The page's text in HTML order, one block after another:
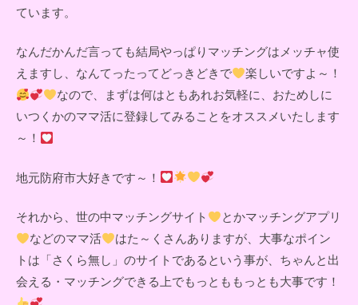
ています。
なんだかんだ言っても結局やっぱりマッチングはメッチャ使
えますし、なんてったってどっきどきで
楽しいですよ～！
なので、まずは何はともあれお気軽に、おためしに
いつくかのママ活に登録してみることをオススメいたします
～！
地元防府市大好きです～！
それから、世の中マッチングサイト
とかマッチングアプリ
などのママ活
はた～くさんありますが、大事なポイン
トは「さくら無し」のサイトであるという事が、ちゃんと出
会える・マッチングできる上でもっとももっとも大事です！